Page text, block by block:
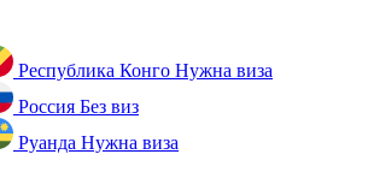
Республика Конго Нужна виза
Россия Без виз
Руанда Нужна виза